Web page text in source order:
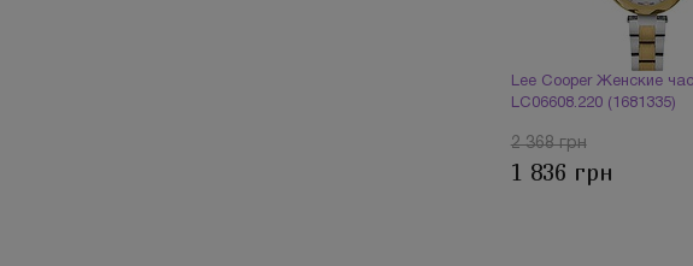
Lee Cooper Женские
LC06608.220 (1681335)
2 368 грн
1 836 грн